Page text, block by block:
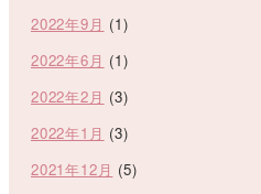
2022年9月 (1)
2022年6月 (1)
2022年2月 (3)
2022年1月 (3)
2021年12月 (5)